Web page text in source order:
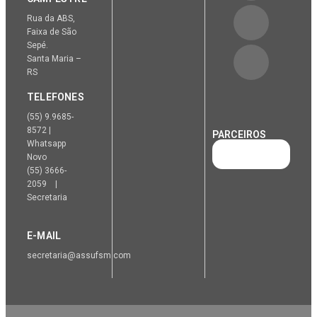
Rua da ABS,
Faixa de São
Sepé.
Santa Maria –
RS
TELEFONES
(55) 9.9685-
8572 |
Whatsapp
Novo
(55) 3666-
2059 |
Secretaria
E-MAIL
secretaria@assufsm.com
PARCEIROS